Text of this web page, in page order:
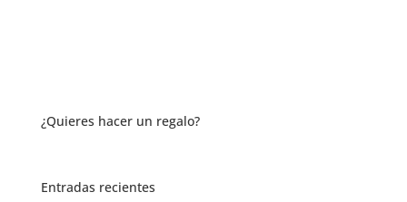
¿Quieres hacer un regalo?
Entradas recientes